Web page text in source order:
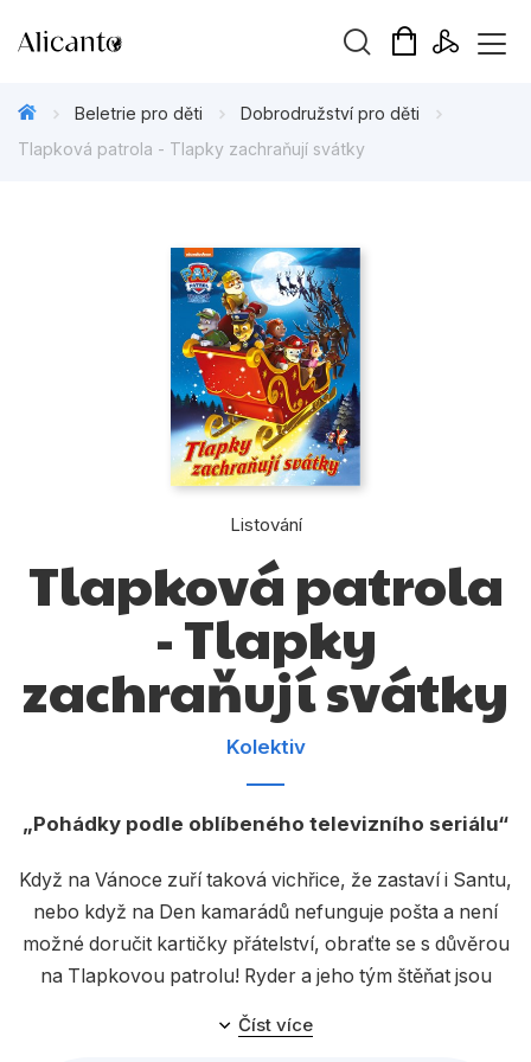
Připravujeme
Tipy redakce
Beletrie pro děti
Beletrie pro dospělé
Dárkové zboží
Jazyky
Křížovky
Kuchařky
Počítače
Poezie
Populárně - naučná pro dospělé
Beletrie pro děti
Dobrodružství pro děti
Tlapková patrola - Tlapky zachraňují svátky
Listování
Tlapková patrola
- Tlapky
zachraňují svátky
Kolektiv
Pohádky podle oblíbeného televizního seriálu
Když na Vánoce zuří taková vichřice, že zastaví i Santu,
nebo když na Den kamarádů nefunguje pošta a není
možné doručit kartičky přátelství, obraťte se s důvěrou
na Tlapkovou patrolu! Ryder a jeho tým štěňat jsou
Číst více